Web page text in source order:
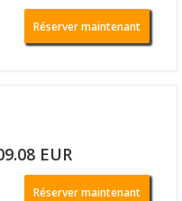
Réserver maintenant
EUR
Réserver maintenant